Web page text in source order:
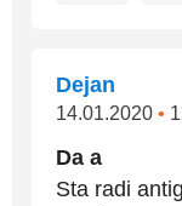
Dejan
14.01.2020 •
Da a
Sta radi